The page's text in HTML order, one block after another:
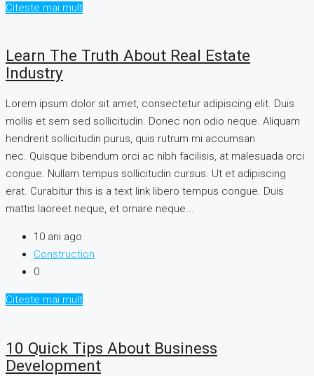
Citeste mai mult
Learn The Truth About Real Estate
Industry
Lorem ipsum dolor sit amet, consectetur adipiscing elit. Duis
mollis et sem sed sollicitudin. Donec non odio neque. Aliquam
hendrerit sollicitudin purus, quis rutrum mi accumsan
nec. Quisque bibendum orci ac nibh facilisis, at malesuada orci
congue. Nullam tempus sollicitudin cursus. Ut et adipiscing
erat. Curabitur this is a text link libero tempus congue. Duis
mattis laoreet neque, et ornare neque...
10 ani ago
Construction
0
Citeste mai mult
10 Quick Tips About Business
Development